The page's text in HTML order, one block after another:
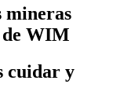
mineras
de WIM
cuidar y